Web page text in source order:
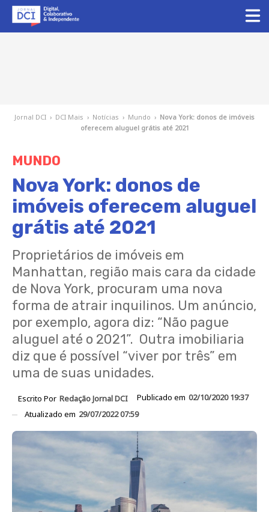
Jornal DCI › DCI Mais › Notícias › Mundo › Nova York: donos de imóveis
oferecem aluguel grátis até 2021
MUNDO
Nova York: donos de
imóveis oferecem aluguel
grátis até 2021
Proprietários de imóveis em
Manhattan, região mais cara da cidade
de Nova York, procuram uma nova
forma de atrair inquilinos. Um anúncio,
por exemplo, agora diz: “Não pague
aluguel até o 2021”. Outra imobiliaria
diz que é possível “viver por três” em
uma de suas unidades.
Escrito Por Redação Jornal DCI Publicado em 02/10/2020 19:37
Atualizado em 29/07/2022 07:59